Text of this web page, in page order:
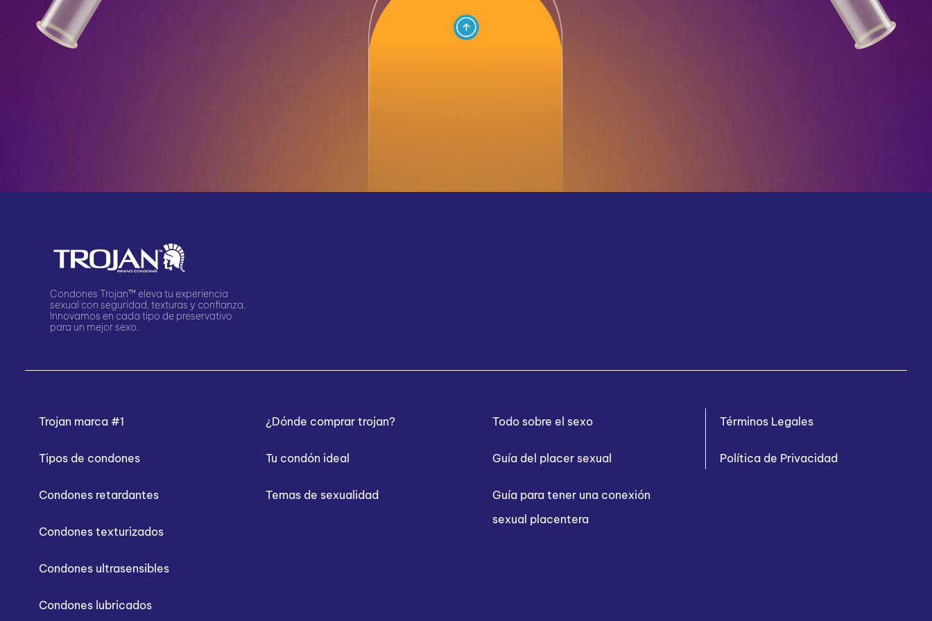
Condones Trojan™ eleva tu experiencia
sexual con seguridad, texturas y confianza.
Innovamos en cada tipo de preservativo
para un mejor sexo.
Trojan marca #1
Tipos de condones
Condones retardantes
Condones texturizados
Condones ultrasensibles
Condones lubricados
¿Dónde comprar trojan?
Tu condón ideal
Temas de sexualidad
Todo sobre el sexo
Guía del placer sexual
Guía para tener una conexión
sexual placentera
Términos Legales
Política de Privacidad